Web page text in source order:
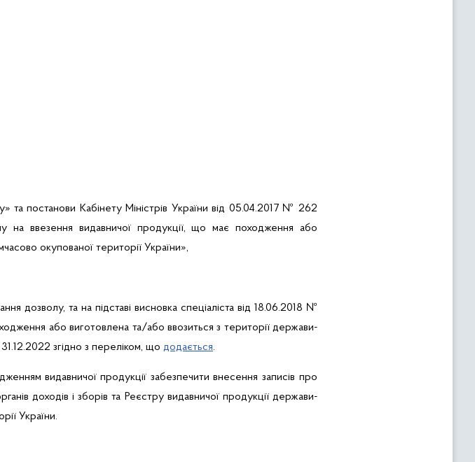
та постанови Кабінету Міністрів України від 05.04.2017 № 262
на ввезення видавничої продукції, що має походження або
окупованої території України»,
дозволу, та на підставі висновка спеціаліста від 18.06.2018 №
або виготовлена та/або ввозиться з території держави-
згідно з переліком, що додається.
видавничої продукціїзабезпечити внесення записів про
доходів і зборів та Реєстру видавничої продукції держави-
України.